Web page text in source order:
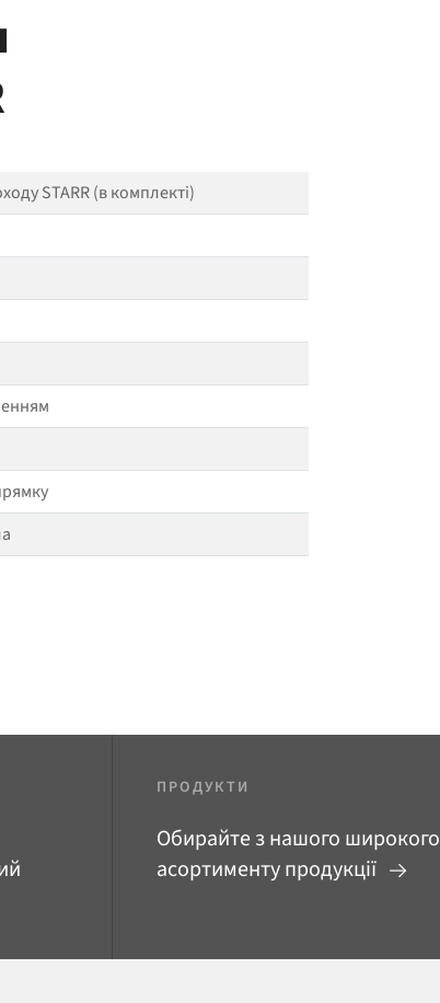
STARR (в комплекті)
ПРОДУКТИ
Обирайте з нашого широкого
асортименту продукції